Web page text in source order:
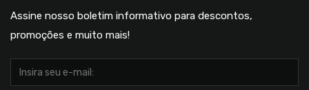
Assine nosso boletim informativo para descontos,
promoções e muito mais!